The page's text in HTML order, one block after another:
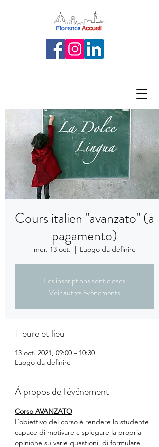
Cours italien "avanzato" (a
pagamento)
mer. 13 oct.
  |
Luogo da definire
Les inscriptions sont closes
Voir autres événements
Heure et lieu
13 oct. 2021, 09:00 – 10:30
Luogo da definire
À propos de l'événement
Corso AVANZATO
L’obiettivo del corso è rendere lo studente
capace di motivare e spiegare la propria
opinione su varie questioni, di formulare